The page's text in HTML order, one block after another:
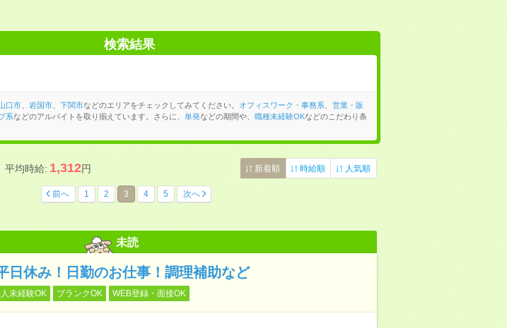
検索結果
口市、 岩国市、 下関市などのエリアをチェックしてみてください。 オフィスワーク・事務系
営業・販
系などのアルバイトを取り揃えています。さらに、 単発などの期間や、 職種未経験OKなどのこだわり条
平均時給:1,312円 新着順 時給順 人気順
前へ 1 2 3 4 5 次へ
未読
日休み！日勤のお仕事！調理補助など
未経験OK ブランクOK WEB登録・面接OK